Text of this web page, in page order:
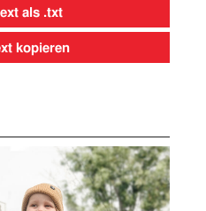
als .txt
kopieren